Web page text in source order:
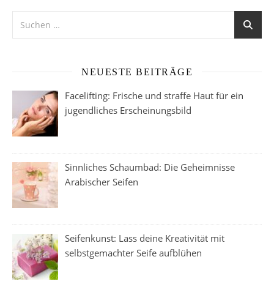
NEUESTE BEITRÄGE
Facelifting: Frische und straffe Haut für ein
jugendliches Erscheinungsbild
Sinnliches Schaumbad: Die Geheimnisse
Arabischer Seifen
Seifenkunst: Lass deine Kreativität mit
selbstgemachter Seife aufblühen